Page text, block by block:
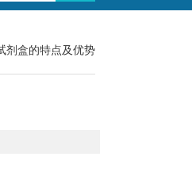
剂盒的特点及优势